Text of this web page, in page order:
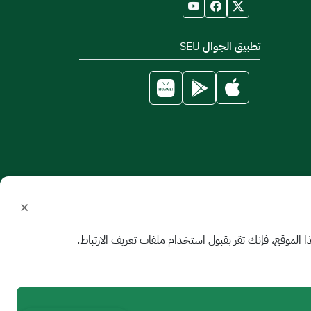
تطبيق الجوال SEU
×
فإنك تقر بقبول استخدام ملفات تعريف الارتباط.